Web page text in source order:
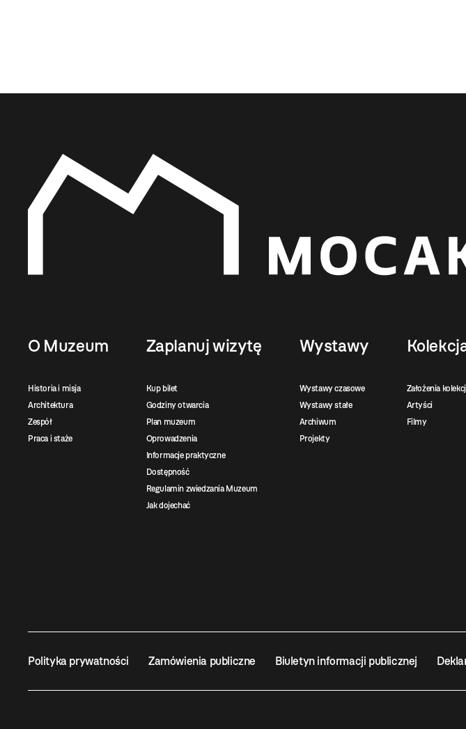
O Muzeum
Historia i misja
Architektura
Zespół
Praca i staże
Zaplanuj wizytę
Kup bilet
Godziny otwarcia
Plan muzeum
Oprowadzenia
Informacje praktyczne
Dostępność
Regulamin zwiedzania Muzeum
Jak dojechać
Wystawy
Wystawy czasowe
Wystawy stałe
Archiwum
Projekty
Założenia
Artyści
Filmy
Polityka prywatności Zamówienia publiczne Biuletyn informacji publicznej